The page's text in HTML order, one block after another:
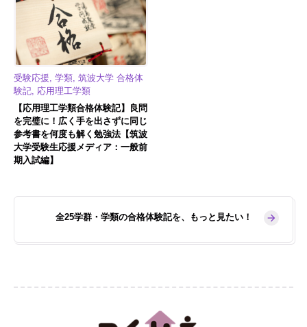
受験応援, 学類, 筑波大学 合格体
験記, 応用理工学類
【応用理工学類合格体験記】良問
を完璧に！広く手を出さずに同じ
参考書を何度も解く勉強法【筑波
大学受験生応援メディア：一般前
期入試編】
全25学群・学類の合格体験記を、もっと見たい！